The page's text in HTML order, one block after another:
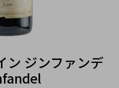
ン ジンファンデ